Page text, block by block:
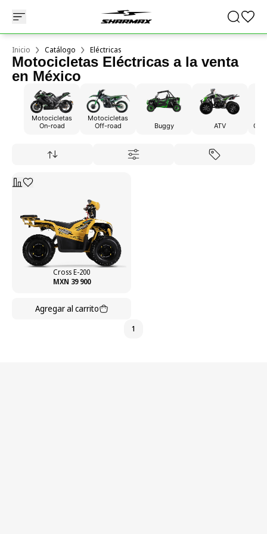
Inicio Catálogo Eléctricas
Motocicletas Eléctricas a la venta
en México
Motocicletas
On-road
Motocicletas
Off-road
Buggy ATV
Cross E-200
MXN 39 900
Agregar al carrito
1